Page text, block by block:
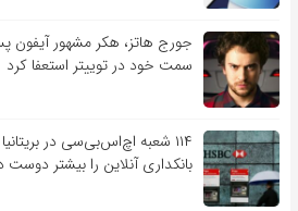
جورج هاتز، هکر مشهور آیفون
سمت خود در توییتر استعفا کرد
۱۱۴ شعبه اچ‌اس‌بی‌سی در
بانکداری آنلاین را بیشتر دوست